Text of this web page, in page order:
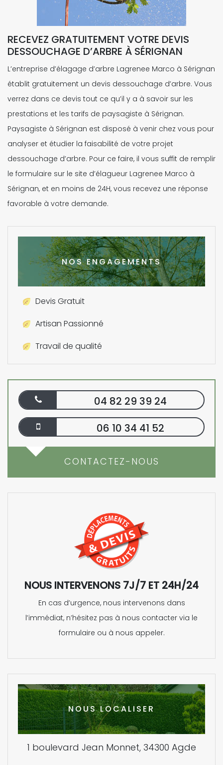
RECEVEZ GRATUITEMENT VOTRE DEVIS
DESSOUCHAGE D’ARBRE À SÉRIGNAN
L’entreprise d’élagage d’arbre Lagrenee Marco à Sérignan
établit gratuitement un devis dessouchage d’arbre. Vous
verrez dans ce devis tout ce qu’il y a à savoir sur les
prestations et les tarifs de paysagiste à Sérignan.
Paysagiste à Sérignan est disposé à venir chez vous pour
analyser et étudier la faisabilité de votre projet
dessouchage d’arbre. Pour ce faire, il vous suffit de remplir
le formulaire sur le site d’élagueur Lagrenee Marco à
Sérignan, et en moins de 24H, vous recevez une réponse
favorable à votre demande.
NOS ENGAGEMENTS
Devis Gratuit
Artisan Passionné
Travail de qualité
04 82 29 39 24
06 10 34 41 52
CONTACTEZ-NOUS
NOUS INTERVENONS 7J/7 ET 24H/24
En cas d’urgence, nous intervenons dans
l’immédiat, n’hésitez pas à nous contacter via le
formulaire ou à nous appeler.
NOUS LOCALISER
1 boulevard Jean Monnet, 34300 Agde